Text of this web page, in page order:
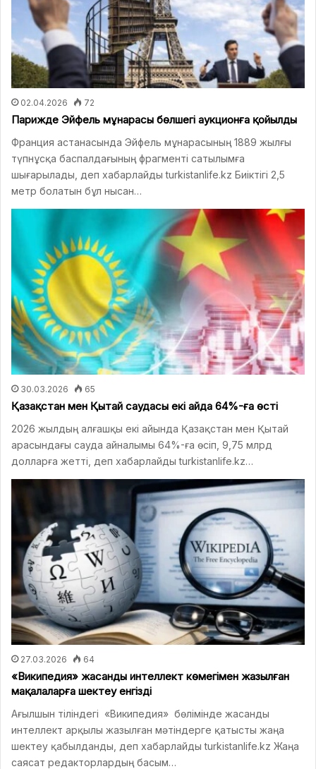
02.04.2026 72
Парижде Эйфель мұнарасы бөлшегі аукционға қойылды
Франция астанасында Эйфель мұнарасының 1889 жылғы
түпнұсқа баспалдағының фрагменті сатылымға
шығарылады, деп хабарлайды turkistanlife.kz Биіктігі 2,5
метр болатын бұл нысан…
30.03.2026 65
Қазақстан мен Қытай саудасы екі айда 64%-ға өсті
2026 жылдың алғашқы екі айында Қазақстан мен Қытай
арасындағы сауда айналымы 64%-ға өсіп, 9,75 млрд
долларға жетті, деп хабарлайды turkistanlife.kz…
27.03.2026 64
«Википедия» жасанды интеллект көмегімен жазылған
мақалаларға шектеу енгізді
Ағылшын тіліндегі «Википедия» бөлімінде жасанды
интеллект арқылы жазылған мәтіндерге қатысты жаңа
шектеу қабылданды, деп хабарлайды turkistanlife.kz Жаңа
саясат редакторлардың басым…